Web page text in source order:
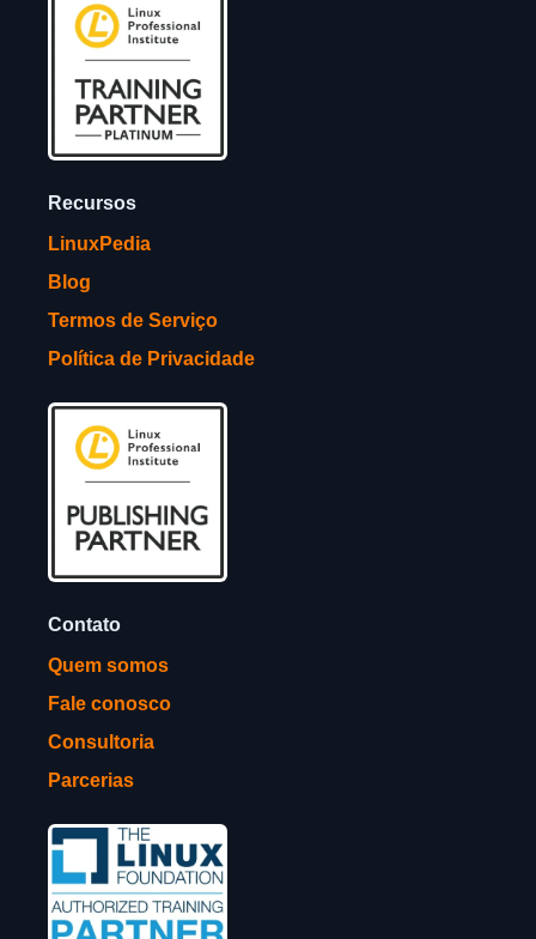
Recursos
LinuxPedia
Blog
Termos de Serviço
Política de Privacidade
Contato
Quem somos
Fale conosco
Consultoria
Parcerias